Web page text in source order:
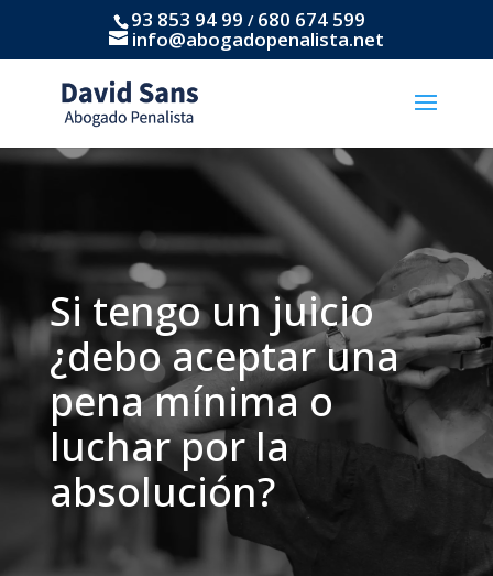
93 853 94 99 / 680 674 599
info@abogadopenalista.net
Si tengo un juicio
¿debo aceptar una
pena mínima o
luchar por la
absolución?